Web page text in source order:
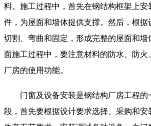
料。施工过程中，首先在钢结构框架上安
件，为屋面和墙体提供支撑。然后，根据
切割、弯曲和固定，形成完整的屋面和墙
面施工过程中，要注意材料的防水、防火
厂房的使用功能。
门窗及设备安装是钢结构厂房工程的
段，首先要根据设计要求选择、采购和安